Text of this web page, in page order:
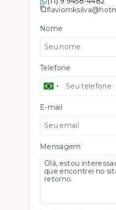
Nome
Telefone
E-mail
Mensagem